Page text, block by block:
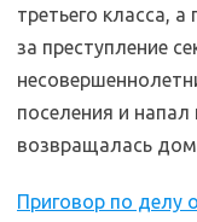
третьего класса,
за преступление
поселения и
возвращалась
Приговор по делу